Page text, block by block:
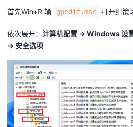
首先Win+R 输 gpedit.msc 打开组策
依次展开： 计算机配置 → Windows 设
→ 安全选项